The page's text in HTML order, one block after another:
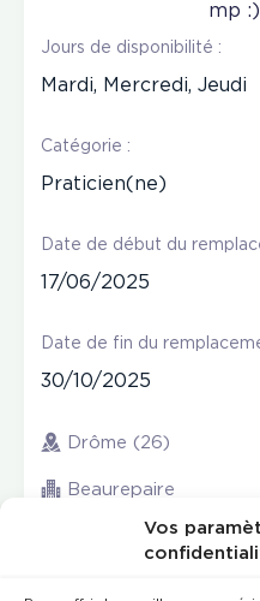
Vos
mp :)
Jours de disponibilité :
Mardi, Mercredi, Jeudi
Catégorie :
Praticien(ne)
Date de début du
17/06/2025
Date de fin du
30/10/2025
Drôme (26)
Beaurepaire